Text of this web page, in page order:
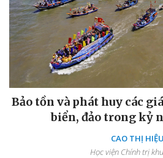
Bảo tồn và phát huy các
biển, đảo trong kỷ
CAO THỊ HIỆU
Học viện Chính trị